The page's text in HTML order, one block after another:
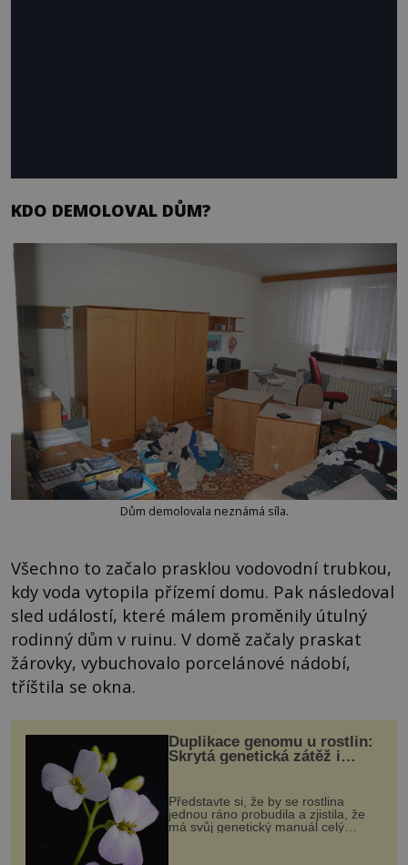
KDO DEMOLOVAL DŮM?
Dům demolovala neznámá síla.
Všechno to začalo prasklou vodovodní trubkou,
kdy voda vytopila přízemí domu. Pak následoval
sled událostí, které málem proměnily útulný
rodinný dům v ruinu. V domě začaly praskat
žárovky, vybuchovalo porcelánové nádobí,
tříštila se okna.
Duplikace genomu u rostlin:
Skrytá genetická zátěž i
Představte si, že by se rostlina
jednou ráno probudila a zjistila, že
má svůj genetický manuál celý